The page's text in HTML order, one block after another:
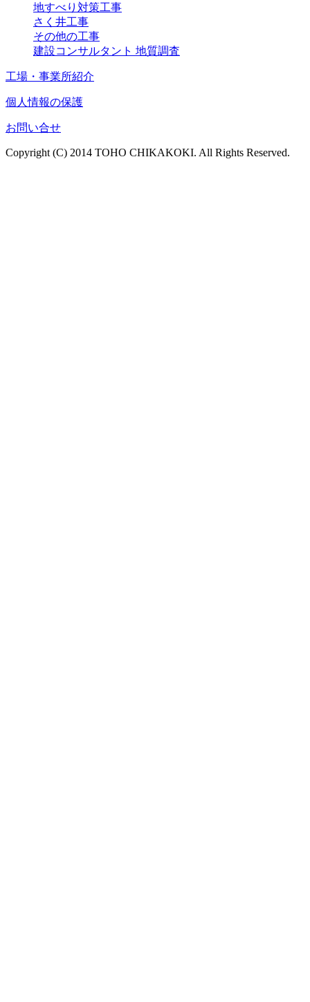
地すべり対策工事
さく井工事
その他の工事
建設コンサルタント 地質調査
工場・事業所紹介
個人情報の保護
お問い合せ
Copyright (C) 2014 TOHO CHIKAKOKI. All Rights Reserved.